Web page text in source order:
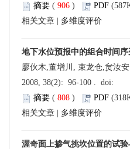
( )
廖伙木,董增川, 束龙仓,贠汝安
( )